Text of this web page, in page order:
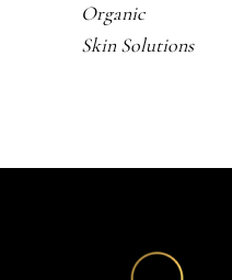
Organic
Skin Solutions